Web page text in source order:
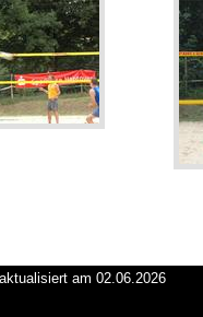
am 02.06.2026